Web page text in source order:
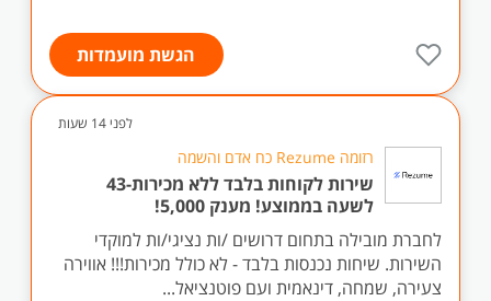
הגשת מועמדות
לפני 14 שעות
רזומה Rezume כח אדם והשמה
שירות לקוחות בלבד ללא מכירות-43
לשעה בממוצע! מענק 5,000!
לחברת מובילה בתחום דרושים /ות נציגי/ות למוקדי
השירות. שיחות נכנסות בלבד - לא כולל מכירות!!! אווירה
צעירה, שמחה, דינאמית ועם פוטנציאל...